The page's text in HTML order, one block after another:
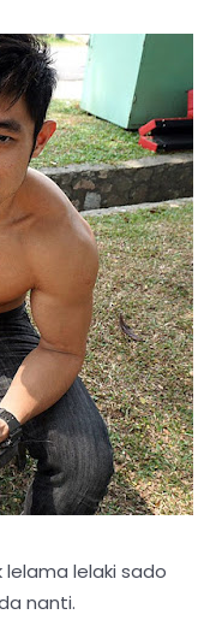
lelaki sado
nanti.